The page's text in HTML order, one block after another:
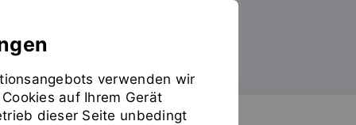
verwenden wir
auf Ihrem Gerät
dieser Seite unbedingt